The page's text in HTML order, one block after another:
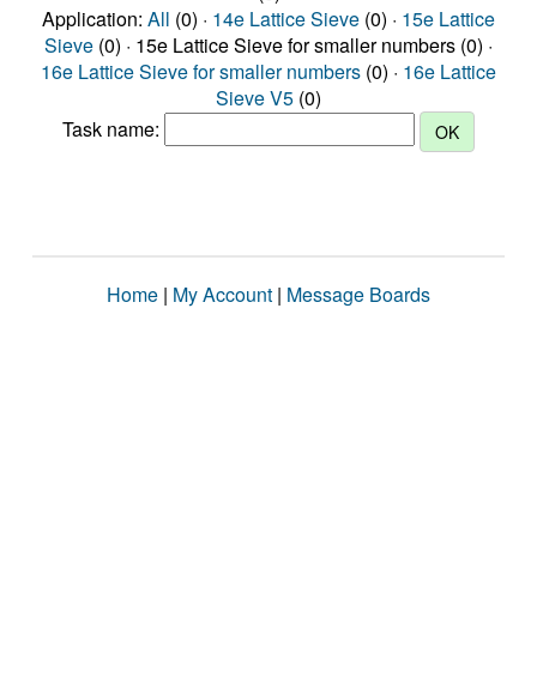
Application: All (0) · 14e Lattice Sieve (0) · 15e Lattice
Sieve (0) · 15e Lattice Sieve for smaller numbers (0) ·
16e Lattice Sieve for smaller numbers (0) · 16e Lattice
Sieve V5 (0)
Task name:
Home | My Account | Message Boards